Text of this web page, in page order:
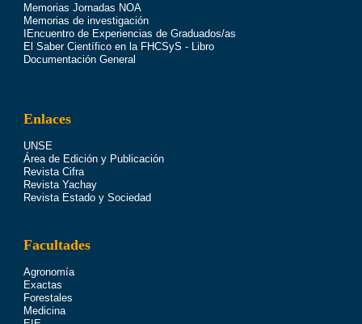
Memorias Jornadas NOA
Memorias de investigación
IEncuentro de Experiencias de Graduados/as
El Saber Científico en la FHCSyS - Libro
Documentación General
Enlaces
UNSE
Área de Edición y Publicación
Revista Cifra
Revista Yachay
Revista Estado y Sociedad
Facultades
Agronomía
Exactas
Forestales
Medicina